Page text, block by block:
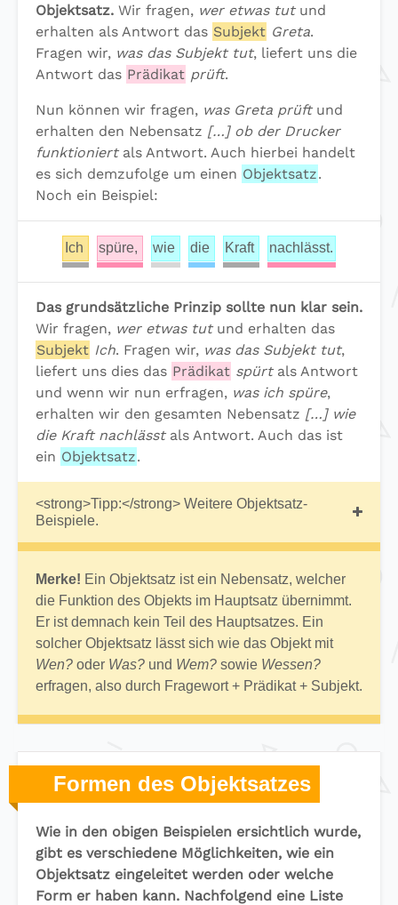
Objektsatz. Wir fragen, wer etwas tutund
erhalten als Antwort das Subjekt Greta.
Fragen wir, was das Subjekt tut, liefert uns die
Antwort das Prädikat prüft.
Nun können wir fragen, was Greta prüftund
erhalten den Nebensatz […] ob der Drucker
funktioniertals Antwort. Auch hierbei handelt
es sich demzufolge um einen Objektsatz.
Noch ein Beispiel:
Ich spüre, wie die Kraft nachlässt.
Das grundsätzliche Prinzip sollte nun klar sein.
Wir fragen, wer etwas tutund erhalten das
Subjekt Ich. Fragen wir, was das Subjekt tut,
liefert uns dies das Prädikat spürtals Antwort
und wenn wir nun erfragen, was ich spüre,
erhalten wir den gesamten Nebensatz […] wie
die Kraft nachlässtals Antwort. Auch das ist
ein Objektsatz.
<strong>Tipp:</strong> Weitere Objektsatz-
Beispiele.
Merke! Ein Objektsatz ist ein Nebensatz, welcher
die Funktion des Objekts im Hauptsatz übernimmt.
Er ist demnach kein Teil des Hauptsatzes. Ein
solcher Objektsatz lässt sich wie das Objekt mit
Wen? oder Was? und Wem? sowie Wessen?
erfragen, also durch Fragewort + Prädikat + Subjekt.
Formen des Objektsatzes
Wie in den obigen Beispielen ersichtlich wurde,
gibt es verschiedene Möglichkeiten, wie ein
Objektsatz eingeleitet werden oder welche
Form er haben kann. Nachfolgend eine Liste